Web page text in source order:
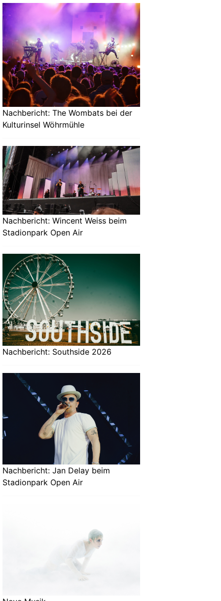
Nachbericht: The Wombats bei der
Kulturinsel Wöhrmühle
Nachbericht: Wincent Weiss beim
Stadionpark Open Air
Nachbericht: Southside 2026
Nachbericht: Jan Delay beim
Stadionpark Open Air